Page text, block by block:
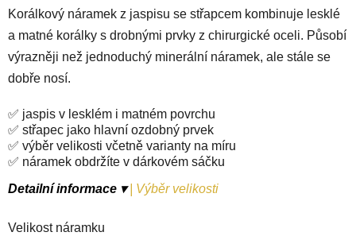
Korálkový náramek z jaspisu se střapcem kombinuje lesklé
a matné korálky s drobnými prvky z chirurgické oceli. Působí
výrazněji než jednoduchý minerální náramek, ale stále se
dobře nosí.
✅ jaspis v lesklém i matném povrchu
✅ střapec jako hlavní ozdobný prvek
✅ výběr velikosti včetně varianty na míru
✅ náramek obdržíte v dárkovém sáčku
Detailní informace ▾
Výběr velikosti
Velikost náramku